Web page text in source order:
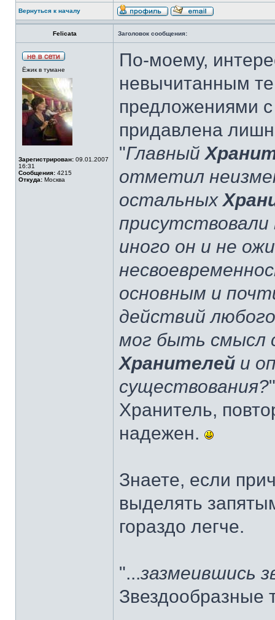
Вернуться к началу
Felicata Заголовок сообщения:
Ёжик в тумане
Зарегистрирован: 09.01.2007
16:31
Сообщения: 4215
Откуда: Москва
По-моему,
невычитанным
предложениями
придавлена
"Главный
отметил
остальных
присутствовали
иного он и не
основным и
действий
мог быть смысл
Хранителей и
существования?
Хранитель,
надежен.
Знаете, если
выделять
гораздо легче.
"...зазмеившись
Звездообразные